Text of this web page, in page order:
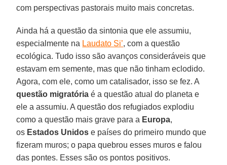
com perspectivas pastorais muito mais concretas.
Ainda há a questão da sintonia que ele assumiu,
especialmente na Laudato Si’, com a questão
ecológica. Tudo isso são avanços consideráveis que
estavam em semente, mas que não tinham eclodido.
Agora, com ele, como um catalisador, isso se fez. A
questão migratória é a questão atual do planeta e
ele a assumiu. A questão dos refugiados explodiu
como a questão mais grave para a Europa,
os Estados Unidos e países do primeiro mundo que
fizeram muros; o papa quebrou esses muros e falou
das pontes. Esses são os pontos positivos.